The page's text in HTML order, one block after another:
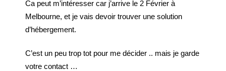
Ca peut m’intéresser car j’arrive le 2 Février à
Melbourne, et je vais devoir trouver une solution
d’hébergement.
C’est un peu trop tot pour me décider .. mais je garde
votre contact …